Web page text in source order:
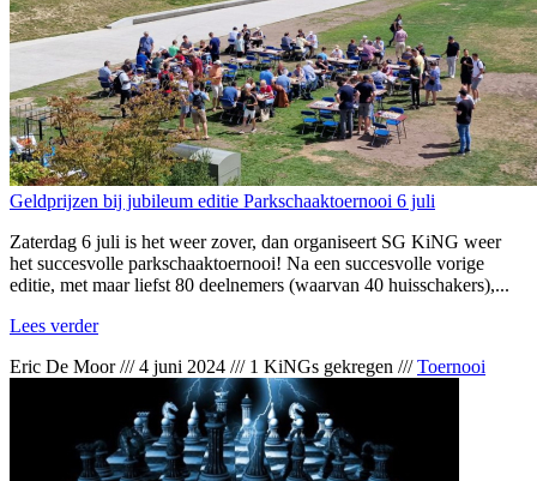
Geldprijzen bij jubileum editie Parkschaaktoernooi 6 juli
Zaterdag 6 juli is het weer zover, dan organiseert SG KiNG weer
het succesvolle parkschaaktoernooi! Na een succesvolle vorige
editie, met maar liefst 80 deelnemers (waarvan 40 huisschakers),...
Lees verder
Eric De Moor///4 juni 2024 /// 1 KiNGs gekregen ///Toernooi